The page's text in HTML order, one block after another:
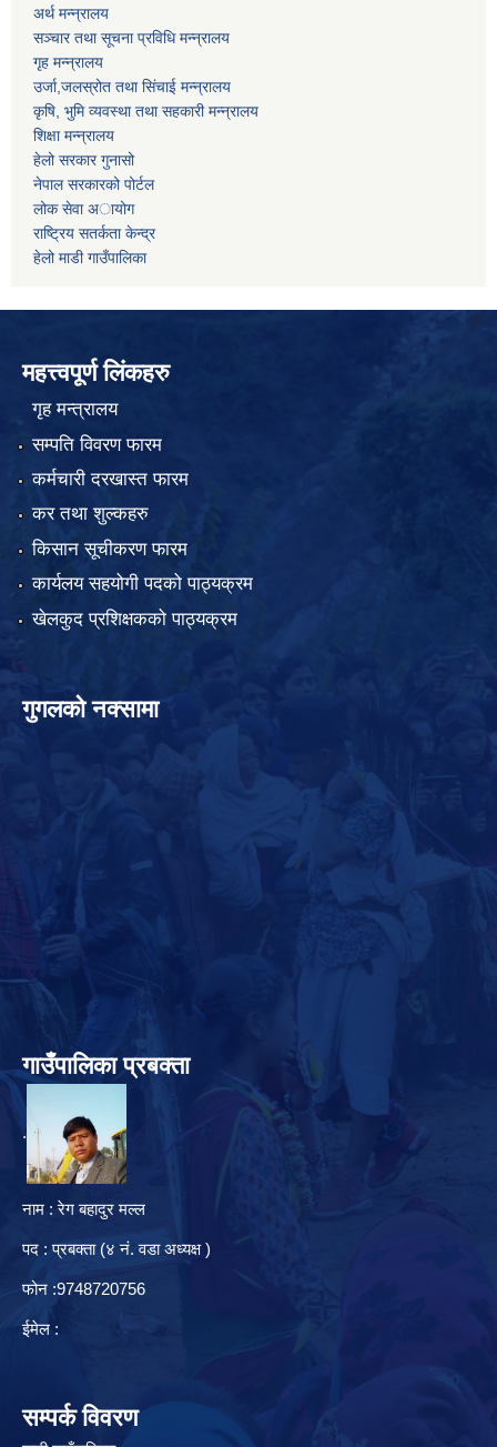
अर्थ मन्न्रालय
सञ्चार तथा सूचना प्रविधि मन्न्रालय
गृह मन्न्रालय
उर्जा,जलस्रोत तथा सिंचाई मन्न्रालय
कृषि, भुमि व्यवस्था तथा सहकारी मन्न्रालय
शिक्षा मन्न्रालय
हेलो सरकार गुनासो
नेपाल सरकारको पोर्टल
लोक सेवा अायोग
राष्ट्रिय सतर्कता केन्द्र
हेलो माडी गाउँपालिका
महत्त्वपूर्ण लिंकहरु
गृह मन्त्रालय
सम्पति विवरण फारम
कर्मचारी दरखास्त फारम
कर तथा शुल्कहरु
किसान सूचीकरण फारम
कार्यलय सहयोगी पदको पाठ्यक्रम
खेलकुद प्रशिक्षकको पाठ्यक्रम
गुगलको नक्सामा
गाउँपालिका प्रबक्ता
.
नाम : रेग बहादुर मल्ल
पद : प्रबक्ता (४ नं. वडा अध्यक्ष )
फोन :9748720756
ईमेल :
सम्पर्क विवरण